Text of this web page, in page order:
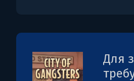
Для